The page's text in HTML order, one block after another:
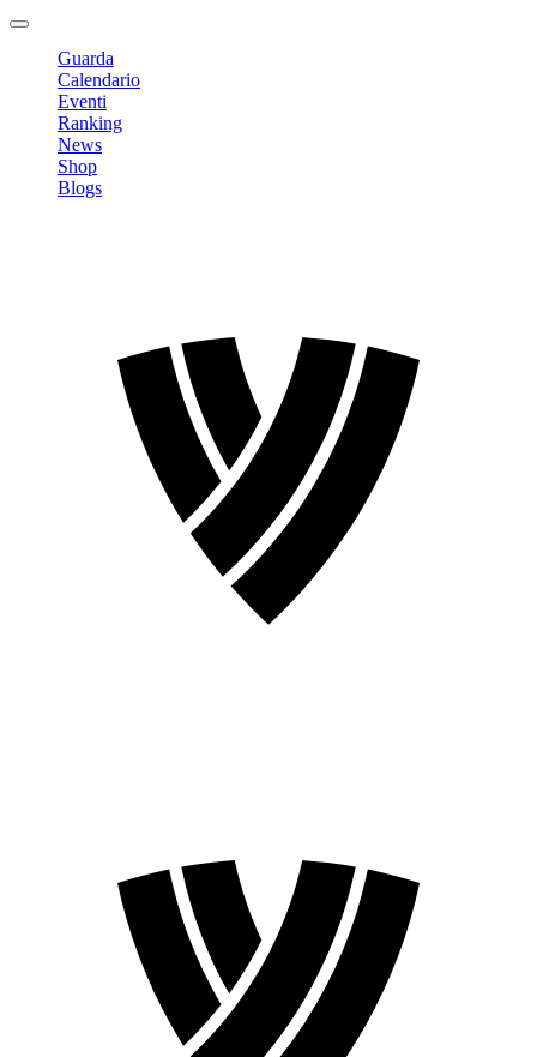
Guarda
Calendario
Eventi
Ranking
News
Shop
Blogs